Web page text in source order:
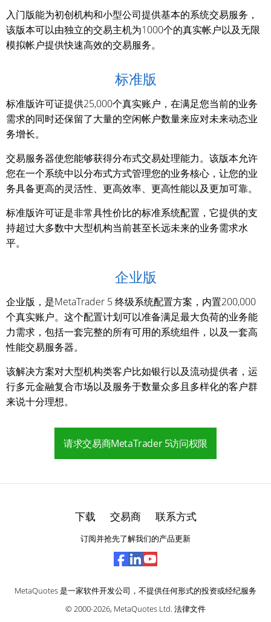
入门版能为初创机构和小型公司提供基本的系统交易服务，
该版本可以由独立的交易主机为1000个的真实帐户以及无限
模拟帐户提供快速高效的交易服务。
标准版
标准版许可证提供25,000个真实账户，在满足您当前的业务
需求的同时还保留了大量的空闲帐户数量来应对未来动态业
务增长。
交易服务器使您能够获得分布式交易处理能力。该版本允许
您在一个系统中以分布式方式管理您的业务核心，让您的业
务具备更高的灵活性、更高效率、更高性能以及更加可靠。
标准版许可证是非常具性价比的标准系统配置，它提供的支
持超过大多数中大型机构当前甚至长远未来的业务需求水
平。
企业版
企业版，是MetaTrader 5 终级系统配置方案，内置200,000
个真实账户。这个配置计划可以准备满足最大负荷的业务能
力需求，包括一套完整的所有可用的系统组件，以及一套高
性能交易服务器。
该解决方案对大型机构类客户比如银行以及流动提供者，运
行多元金融复合市场以及服务于数量众多且多样化的客户群
来说十分理想。
请求交易商MetaTrader 5访问权限
下载 交易商 联系方式
订阅并抢先了解我们的产品更新
MetaQuotes 是一家软件开发公司，不提供任何形式的投资或经纪服务
© 2000-2026, MetaQuotes Ltd. 法律文件